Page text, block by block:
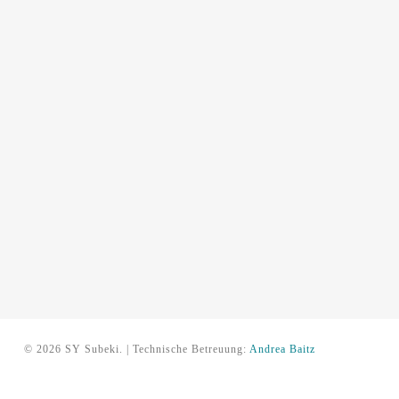
© 2026 SY Subeki. | Technische Betreuung: Andrea Baitz